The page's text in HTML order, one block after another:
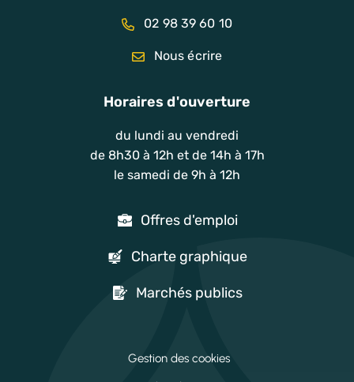
02 98 39 60 10
Nous écrire
Horaires d'ouverture
du lundi au vendredi
de 8h30 à 12h et de 14h à 17h
le samedi de 9h à 12h
Offres d'emploi
Charte graphique
Marchés publics
Gestion des cookies